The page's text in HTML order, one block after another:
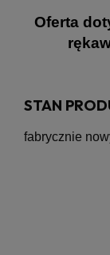
Oferta
STAN
fabrycznie